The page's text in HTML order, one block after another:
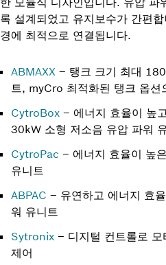
록 설계되었고 유지보수가 간편
경에 최적으로 연결됩니다.
ABMAXX – 탱크 크기 최대
트, myCro 최적화된 탱크 옵션
CytroBox – 에너지 효율이 높
30kW 소형 저소음 유압 파워
CytroPac – 에너지 효율이 높
유니트
ABPAC – 유연하고 에너지 효
워 유니트
Sytronix – 디지털 컨트롤로
제어